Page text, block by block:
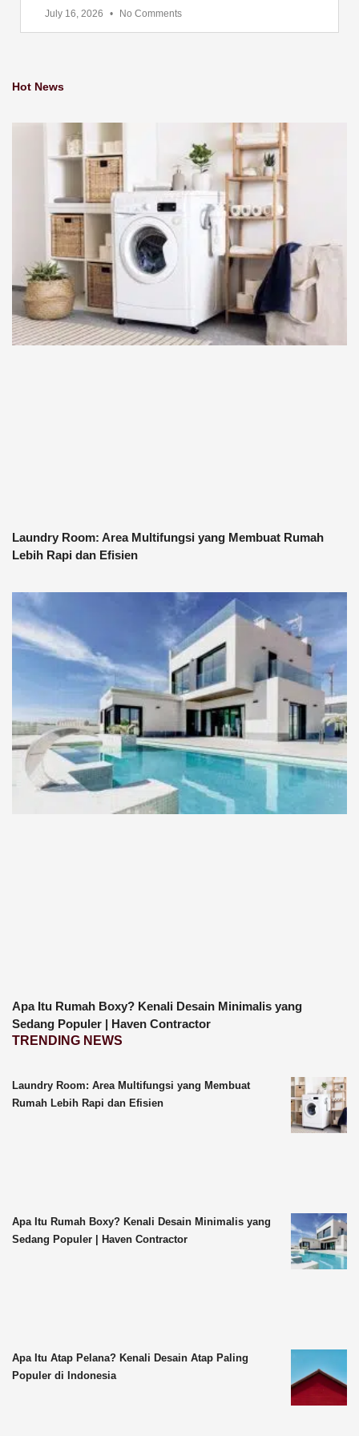
July 16, 2026 No Comments
Hot News
Laundry Room: Area Multifungsi yang Membuat Rumah
Lebih Rapi dan Efisien
Apa Itu Rumah Boxy? Kenali Desain Minimalis yang
Sedang Populer | Haven Contractor
TRENDING NEWS
Laundry Room: Area Multifungsi yang Membuat
Rumah Lebih Rapi dan Efisien
Apa Itu Rumah Boxy? Kenali Desain Minimalis yang
Sedang Populer | Haven Contractor
Apa Itu Atap Pelana? Kenali Desain Atap Paling
Populer di Indonesia